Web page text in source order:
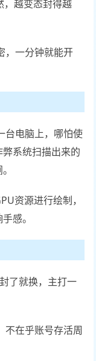
，越变态封得越
，一分钟就能开
台电脑上，哪怕使
系统扫描出来的
资源进行绘制，
感。
了就换，主打一
不在乎账号存活周